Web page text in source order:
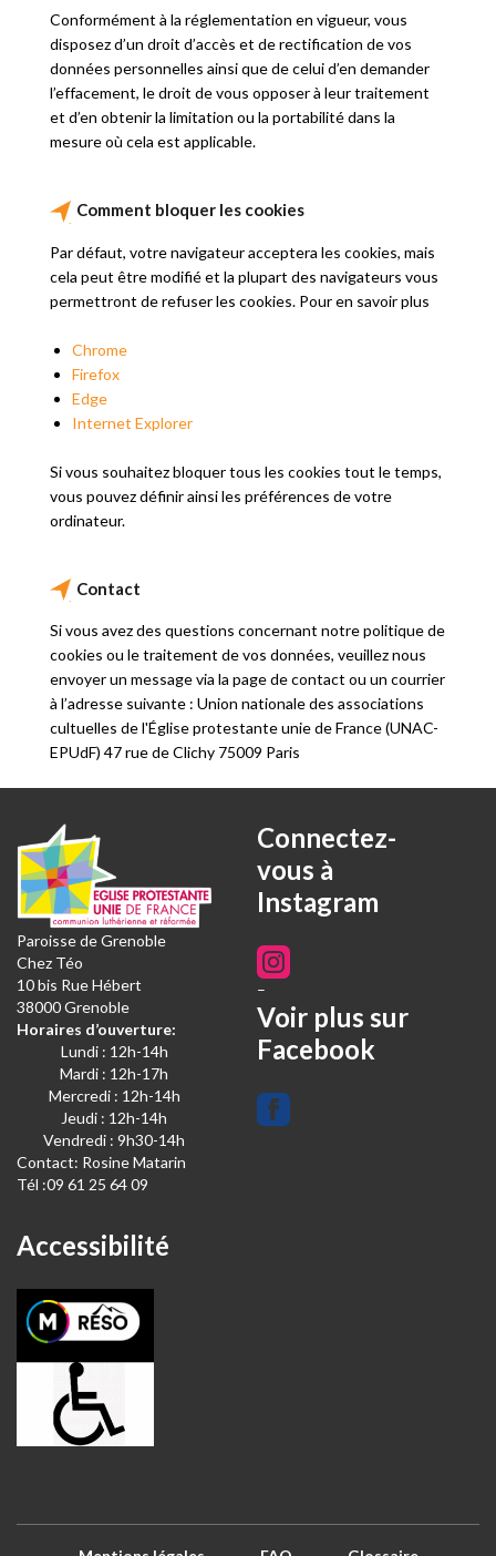
Conformément à la réglementation en vigueur, vous
disposez d’un droit d’accès et de rectification de vos
données personnelles ainsi que de celui d’en demander
l’effacement, le droit de vous opposer à leur traitement
et d’en obtenir la limitation ou la portabilité dans la
mesure où cela est applicable.
Comment bloquer les cookies
Par défaut, votre navigateur acceptera les cookies, mais
cela peut être modifié et la plupart des navigateurs vous
permettront de refuser les cookies. Pour en savoir plus
Chrome
Firefox
Edge
Internet Explorer
Si vous souhaitez bloquer tous les cookies tout le temps,
vous pouvez définir ainsi les préférences de votre
ordinateur.
Contact
Si vous avez des questions concernant notre politique de
cookies ou le traitement de vos données, veuillez nous
envoyer un message via la page de contact ou un courrier
à l’adresse suivante : Union nationale des associations
cultuelles de l'Église protestante unie de France (UNAC-
EPUdF) 47 rue de Clichy 75009 Paris
Paroisse de Grenoble
Chez Téo
10 bis Rue Hébert
38000 Grenoble
Horaires d’ouverture:
Lundi : 12h-14h
Mardi : 12h-17h
Mercredi : 12h-14h
Jeudi : 12h-14h
Vendredi : 9h30-14h
Contact: Rosine Matarin
Tél :09 61 25 64 09
Connectez-
vous à
Instagram
–
Voir plus sur
Facebook
Accessibilité